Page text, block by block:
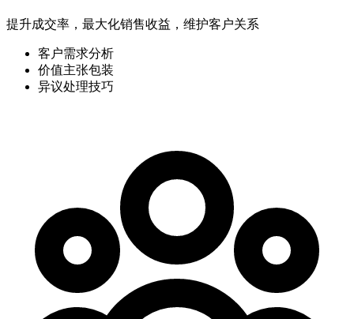
提升成交率，最大化销售收益，维护客户关系
客户需求分析
价值主张包装
异议处理技巧